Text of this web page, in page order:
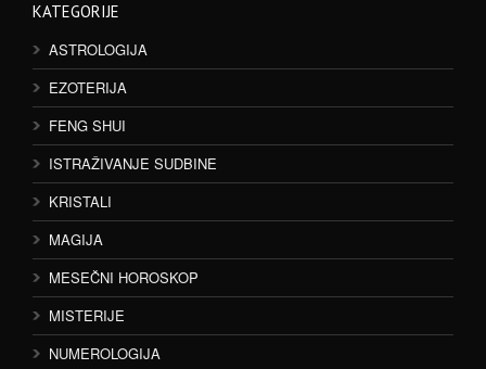
KATEGORIJE
ASTROLOGIJA
EZOTERIJA
FENG SHUI
ISTRAŽIVANJE SUDBINE
KRISTALI
MAGIJA
MESEČNI HOROSKOP
MISTERIJE
NUMEROLOGIJA